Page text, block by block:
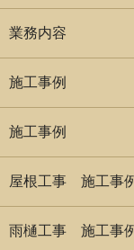
業務内容
施工事例
施工事例
屋根工事 施工事
雨樋工事 施工事